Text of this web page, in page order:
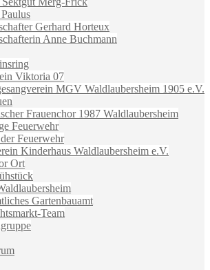
Gerhard Horteux
Anne Buchmann
Viktoria 07
MGV Waldlaubersheim 1905 e.V.
Frauenchor 1987 Waldlaubersheim
Feuerwehr
Feuerwehr
Kinderhaus Waldlaubersheim e.V.
Ort
Gartenbauamt
Team